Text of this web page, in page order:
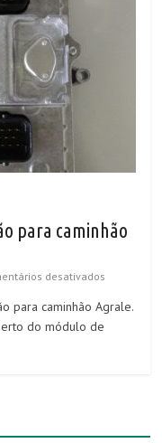
para caminhão
desativados
para caminhão Agrale.
do módulo de